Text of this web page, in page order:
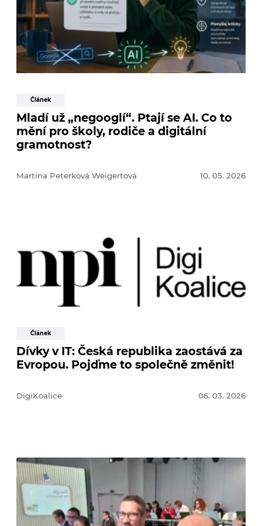
Článek
Mladí už „negooglí“. Ptají se AI. Co to
mění pro školy, rodiče a digitální
gramotnost?
Martina Peterková Weigertová 10. 05. 2026
Článek
Dívky v IT: Česká republika zaostává za
Evropou. Pojďme to společně změnit!
DigiKoalice 06. 03. 2026